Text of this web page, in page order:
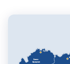
Батыс
Қазақстан
Орал